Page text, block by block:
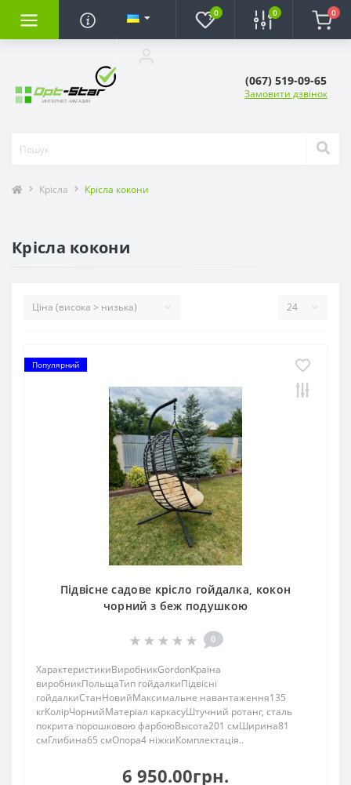
0 0 0
(067) 519-09-65
Замовити дзвінок
Крісла Крісла кокони
Крісла кокони
Популярний
Підвісне садове крісло гойдалка, кокон
чорний з беж подушкою
0
ХарактеристикиВиробникGordonКраїна
виробникПольщаТип гойдалкиПідвісні
гойдалкиСтанНовийМаксимальне навантаження135
кгКолірЧорнийМатеріал каркасуШтучний ротанг, сталь
покрита порошковою фарбоюВысота201 смШирина81
смГлибина65 смОпора4 ніжкиКомплектація..
6 950.00грн.